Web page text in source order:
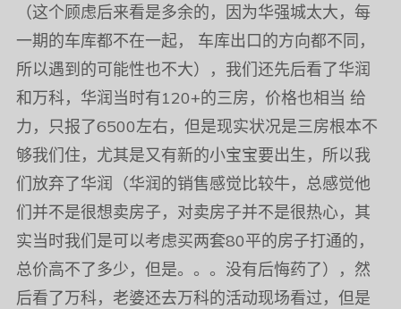
（这个顾虑后来看是多余的，因为华强城太大，每
一期的车库都不在一起， 车库出口的方向都不同，
所以遇到的可能性也不大），我们还先后看了华润
和万科，华润当时有120+的三房，价格也相当 给
力，只报了6500左右，但是现实状况是三房根本不
够我们住，尤其是又有新的小宝宝要出生，所以我
们放弃了华润（华润的销售感觉比较牛，总感觉他
们并不是很想卖房子，对卖房子并不是很热心，其
实当时我们是可以考虑买两套80平的房子打通的，
总价高不了多少，但是。。。没有后悔药了），然
后看了万科，老婆还去万科的活动现场看过，但是